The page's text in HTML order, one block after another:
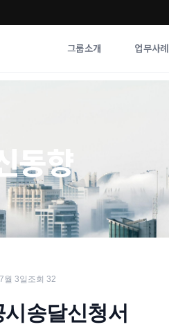
그룹소개 업무사례
사례분석/최신동향
법률정보
법률지식인
고객후기
동향
월 3일 조회 32
송달신청서